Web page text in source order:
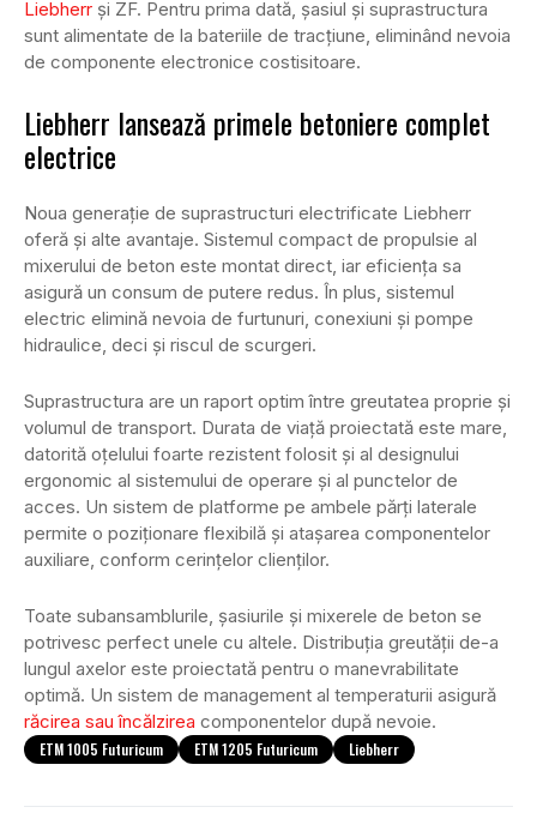
Liebherr și ZF. Pentru prima dată, șasiul și suprastructura
sunt alimentate de la bateriile de tracțiune, eliminând nevoia
de componente electronice costisitoare.
Liebherr lansează primele betoniere complet
electrice
Noua generație de suprastructuri electrificate Liebherr
oferă și alte avantaje. Sistemul compact de propulsie al
mixerului de beton este montat direct, iar eficiența sa
asigură un consum de putere redus. În plus, sistemul
electric elimină nevoia de furtunuri, conexiuni și pompe
hidraulice, deci și riscul de scurgeri.
Suprastructura are un raport optim între greutatea proprie și
volumul de transport. Durata de viață proiectată este mare,
datorită oțelului foarte rezistent folosit și al designului
ergonomic al sistemului de operare și al punctelor de
acces. Un sistem de platforme pe ambele părți laterale
permite o poziționare flexibilă și atașarea componentelor
auxiliare, conform cerințelor clienților.
Toate subansamblurile, șasiurile și mixerele de beton se
potrivesc perfect unele cu altele. Distribuția greutății de-a
lungul axelor este proiectată pentru o manevrabilitate
optimă. Un sistem de management al temperaturii asigură
răcirea sau încălzirea componentelor după nevoie.
ETM 1005 Futuricum ETM 1205 Futuricum Liebherr